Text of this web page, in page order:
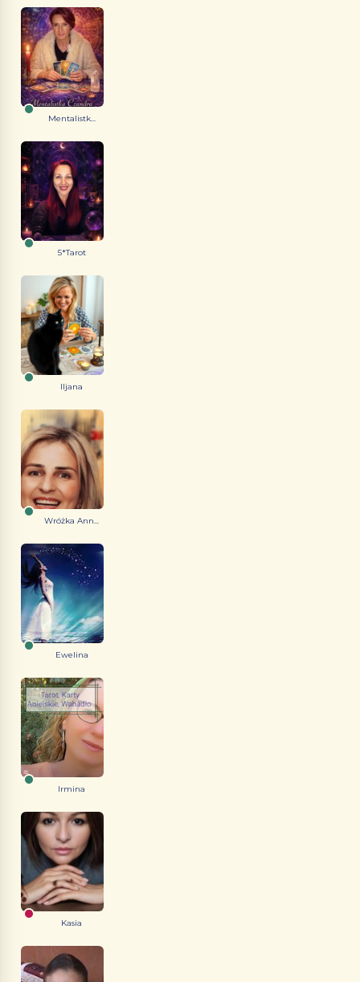
Mentalistk...
5*Tarot
Iljana
Wróżka Ann...
Ewelina
Irmina
Kasia